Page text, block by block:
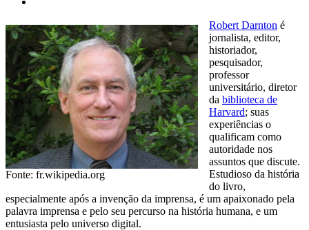
Fonte: fr.wikipedia.org
Robert Darnton é
jornalista, editor,
historiador,
pesquisador,
professor
universitário, diretor
da biblioteca de
Harvard; suas
experiências o
qualificam como
autoridade nos
assuntos que discute.
Estudioso da história
do livro,
especialmente após a invenção da imprensa, é um apaixonado pela
palavra imprensa e pelo seu percurso na história humana, e um
entusiasta pelo universo digital.